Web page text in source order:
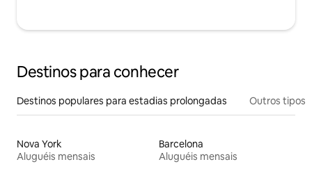
Destinos para conhecer
Destinos populares para estadias prolongadas Outros tipos
Nova York
Aluguéis mensais
Barcelona
Aluguéis mensais